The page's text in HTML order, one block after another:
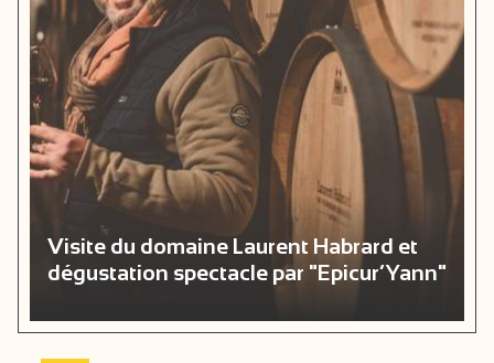
Visite du domaine Laurent Habrard et
dégustation spectacle par "Epicur’Yann"